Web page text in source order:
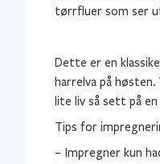
tørrfluer som ser
Dette er en
harrelva på
lite liv så sett på
Tips for
– Impregner kun